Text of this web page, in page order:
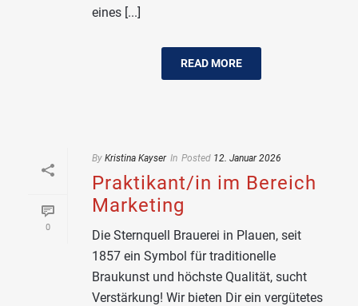
eines [...]
READ MORE
0
By Kristina Kayser In Posted 12. Januar 2026
Praktikant/in im Bereich
Marketing
Die Sternquell Brauerei in Plauen, seit
1857 ein Symbol für traditionelle
Braukunst und höchste Qualität, sucht
Verstärkung! Wir bieten Dir ein vergütetes